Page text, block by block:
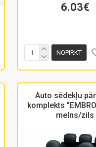
6.03€
NOPIRKT
Auto sēdekļu
komplekts
melns/zils